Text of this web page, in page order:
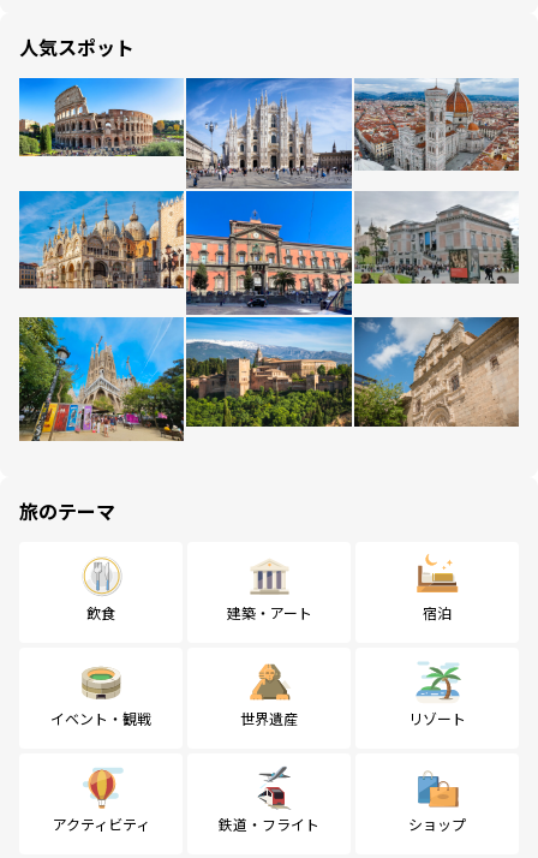
人気スポット
旅のテーマ
飲食 建築・アート 宿泊
イベント・観戦 世界遺産 リゾート
アクティビティ 鉄道・フライト ショップ